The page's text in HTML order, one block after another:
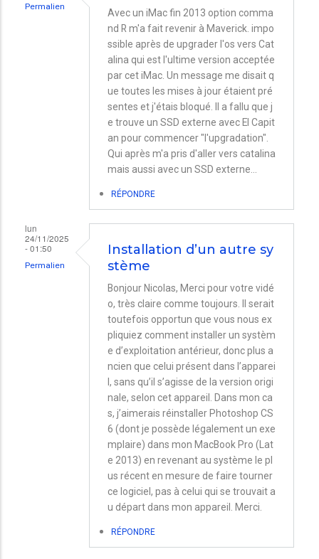
Permalien
Avec un iMac fin 2013 option comma
nd R m'a fait revenir à Maverick. impo
ssible après de upgrader l'os vers Cat
alina qui est l'ultime version acceptée
par cet iMac. Un message me disait q
ue toutes les mises à jour étaient pré
sentes et j'étais bloqué. Il a fallu que j
e trouve un SSD externe avec El Capit
an pour commencer "l'upgradation".
Qui après m'a pris d'aller vers catalina
mais aussi avec un SSD externe...
RÉPONDRE
lun
24/11/2025
- 01:50
Permalien
Installation d’un autre sy
stème
Bonjour Nicolas, Merci pour votre vidé
o, très claire comme toujours. Il serait
toutefois opportun que vous nous ex
pliquiez comment installer un systèm
e d’exploitation antérieur, donc plus a
ncien que celui présent dans l’apparei
l, sans qu’il s’agisse de la version origi
nale, selon cet appareil. Dans mon ca
s, j’aimerais réinstaller Photoshop CS
6 (dont je possède légalement un exe
mplaire) dans mon MacBook Pro (Lat
e 2013) en revenant au système le pl
us récent en mesure de faire tourner
ce logiciel, pas à celui qui se trouvait a
u départ dans mon appareil. Merci.
RÉPONDRE